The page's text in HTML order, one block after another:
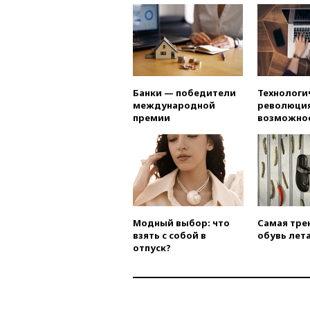
Банки — победители
международной
премии
Модный выбор: что
взять с собой в
отпуск?
Самая
обувь